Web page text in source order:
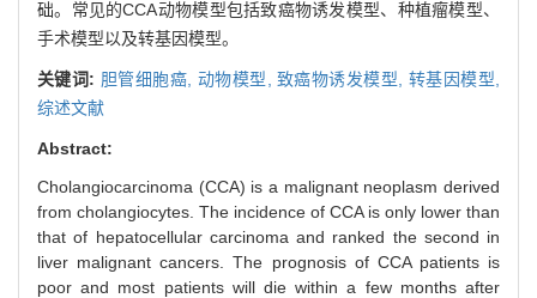
础。常见的CCA动物模型包括致癌物诱发模型、种植瘤模型、
手术模型以及转基因模型。
关键词: 胆管细胞癌, 动物模型, 致癌物诱发模型, 转基因模型,
综述文献
Abstract:
Cholangiocarcinoma (CCA) is a malignant neoplasm derived
from cholangiocytes. The incidence of CCA is only lower than
that of hepatocellular carcinoma and ranked the second in
liver malignant cancers. The prognosis of CCA patients is
poor and most patients will die within a few months after